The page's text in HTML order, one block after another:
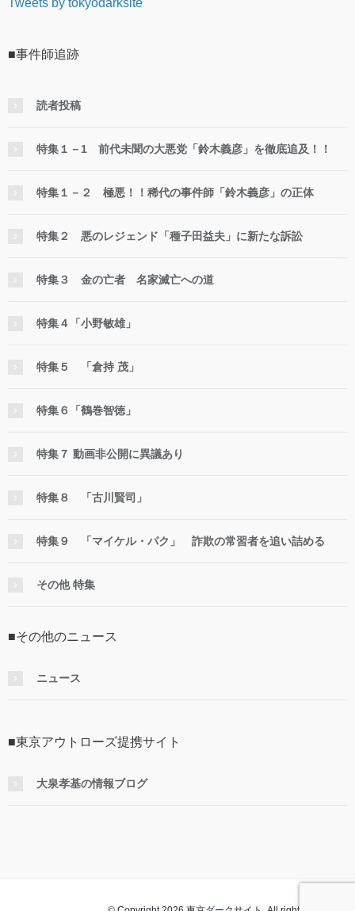
■事件師追跡
読者投稿
特集１－1 前代未聞の大悪党「鈴木義彦」を徹底追及！！
特集１－２ 極悪！！稀代の事件師「鈴木義彦」の正体
特集２ 悪のレジェンド「種子田益夫」に新たな訴訟
特集３ 金の亡者 名家滅亡への道
特集４「小野敏雄」
特集５ 「倉持 茂」
特集６「鶴巻智徳」
特集７ 動画非公開に異議あり
特集８ 「古川賢司」
特集９ 「マイケル・パク」 詐欺の常習者を追い詰める
その他 特集
■その他のニュース
ニュース
■東京アウトローズ提携サイト
大泉孝基の情報ブログ